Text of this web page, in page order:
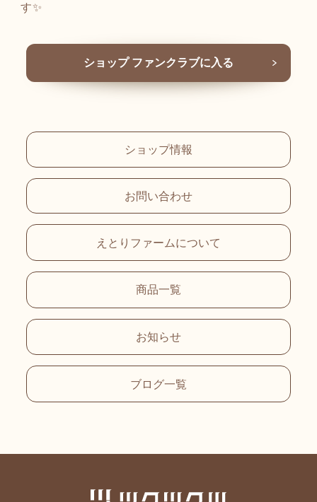
す✨
ショップ ファンクラブに入る
ショップ情報
お問い合わせ
えとりファームについて
商品一覧
お知らせ
ブログ一覧